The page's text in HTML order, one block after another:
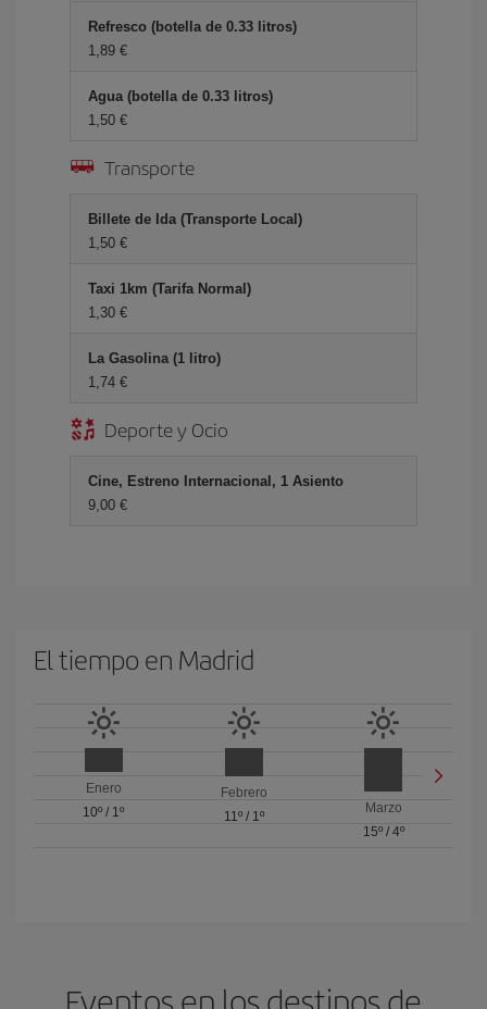
Refresco (botella de 0.33 litros)
1,89 €
Agua (botella de 0.33 litros)
1,50 €
Transporte
Billete de Ida (Transporte Local)
1,50 €
Taxi 1km (Tarifa Normal)
1,30 €
La Gasolina (1 litro)
1,74 €
Deporte y Ocio
Cine, Estreno Internacional, 1 Asiento
9,00 €
El tiempo en Madrid
Enero
10º / 1º
Febrero
11º/ 1º
Marzo
15º/ 4º